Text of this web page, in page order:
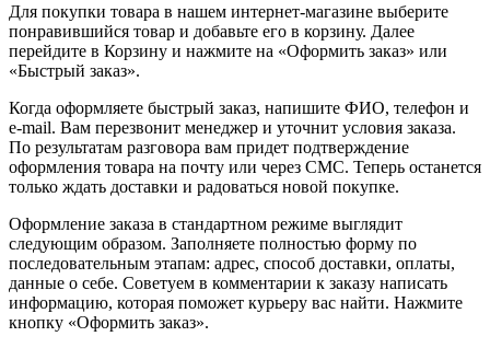
Для покупки товара в нашем интернет-магазине выберите
понравившийся товар и добавьте его в корзину. Далее
перейдите в Корзину и нажмите на «Оформить заказ» или
«Быстрый заказ».
Когда оформляете быстрый заказ, напишите ФИО, телефон и
e-mail. Вам перезвонит менеджер и уточнит условия заказа.
По результатам разговора вам придет подтверждение
оформления товара на почту или через СМС. Теперь останется
только ждать доставки и радоваться новой покупке.
Оформление заказа в стандартном режиме выглядит
следующим образом. Заполняете полностью форму по
последовательным этапам: адрес, способ доставки, оплаты,
данные о себе. Советуем в комментарии к заказу написать
информацию, которая поможет курьеру вас найти. Нажмите
кнопку «Оформить заказ».